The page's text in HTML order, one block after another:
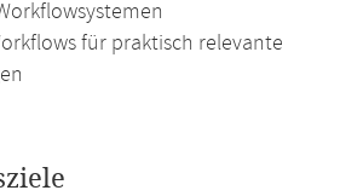
für praktisch relevante